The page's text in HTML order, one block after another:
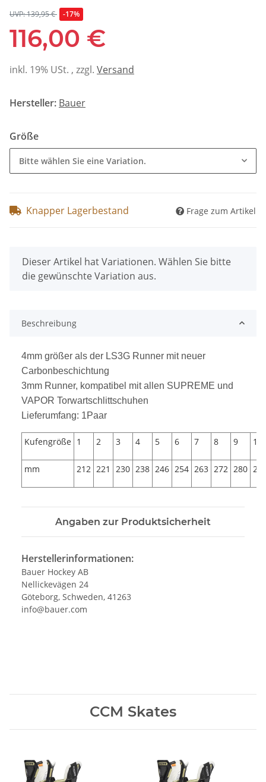
UVP: 139,95 € -17%
116,00 €
inkl. 19% USt. , zzgl. Versand
Hersteller: Bauer
Größe
Bitte wählen Sie eine Variation.
Knapper Lagerbestand Frage zum Artikel
x
Dieser Artikel hat Variationen. Wählen Sie bitte
die gewünschte Variation aus.
Beschreibung
4mm größer als der LS3G Runner mit neuer
Carbonbeschichtung
3mm Runner, kompatibel mit allen SUPREME und
VAPOR Torwartschlittschuhen
Lieferumfang: 1Paar
Kufengröße 1 2 3 4 5 6 7 8 9 10
mm 212 221 230 238 246 254 263 272 280
Angaben zur Produktsicherheit
Herstellerinformationen:
Bauer Hockey AB
Nellickevägen 24
Göteborg, Schweden, 41263
info@bauer.com
CCM Skates